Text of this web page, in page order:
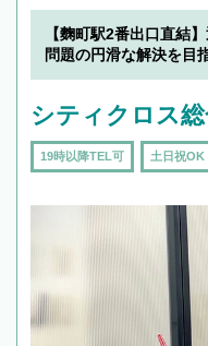
【麴町駅2番出口直結
問題の円滑な解決を目
シティクロス
19時以降TEL可 土日祝OK